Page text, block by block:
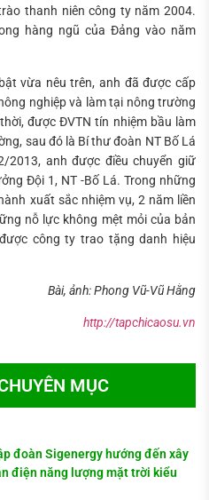
thanh niên công ty năm 2004.
hàng ngũ của Đảng vào năm
vừa nêu trên, anh đã được cấp
nghiệp và làm tại nông trường
được ĐVTN tín nhiệm bầu làm
sau đó là Bí thư đoàn NT Bố Lá
2013, anh được điều chuyển giữ
Đội 1, NT -Bố Lá. Trong những
xuất sắc nhiệm vụ, 2 năm liền
nỗ lực không mệt mỏi của bản
công ty trao tặng danh hiệu
Bài, ảnh: Phong Vũ-Vũ Hằng
http://tapchicaosu.vn
MỤC
đoàn Sigenergy hướng đến xây
điện năng lượng mặt trời kiểu